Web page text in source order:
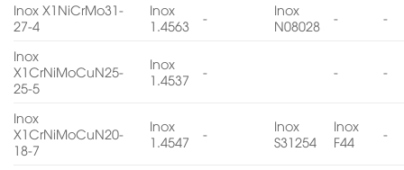
Inox X1NiCrMo31-
27-4
Inox
1.4563
-
Inox
N08028
- -
Inox
X1CrNiMoCuN25-
25-5
Inox
1.4537
- - -
Inox
X1CrNiMoCuN20-
18-7
Inox
1.4547
-
Inox
S31254
Inox
F44
-